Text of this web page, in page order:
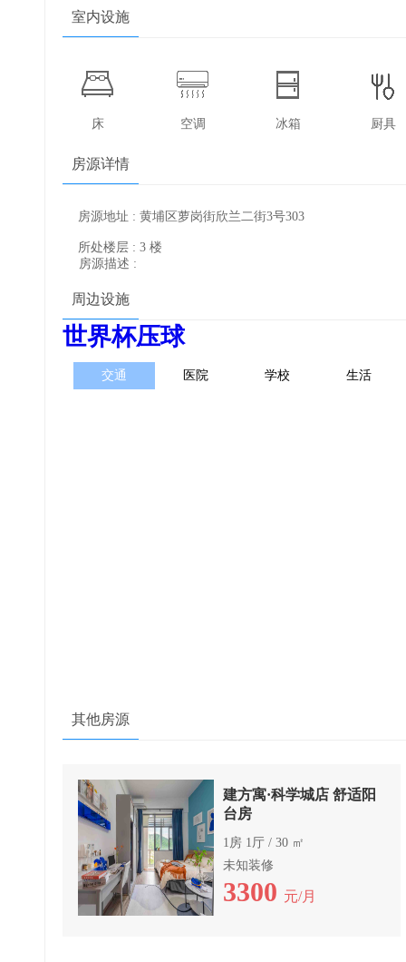
室内设施
床 空调 冰箱 厨具
房源详情
房源地址 : 黄埔区萝岗街欣兰二街3号303
所处楼层 : 3 楼
房源描述 :
周边设施
其他房源
建方寓·科学城店 舒适阳
台房
1房 1厅 / 30 ㎡
未知装修
3300 元/月